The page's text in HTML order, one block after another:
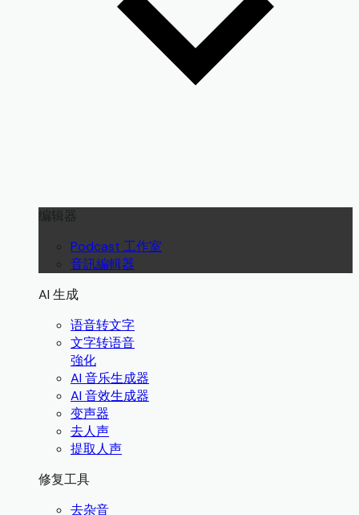
编辑器
Podcast 工作室
音訊編輯器
AI 生成
语音转文字
文字转语音
強化
AI 音乐生成器
AI 音效生成器
变声器
去人声
提取人声
修复工具
去杂音